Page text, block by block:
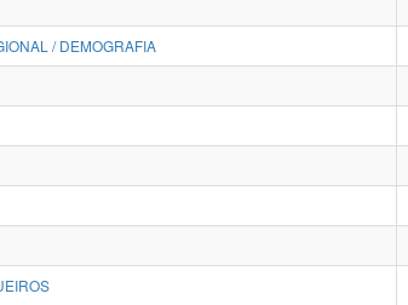
/ DEMOGRAFIA